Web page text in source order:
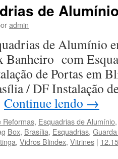
de
admin
de Alumínio
Banheiro com
de Portas em
/ DF Instalação
Continue lendo →
Reformas, Esquadrias de Alumínio
Box, Brasília, Esquadrias,
, Vidros Blindex, Vitrines |